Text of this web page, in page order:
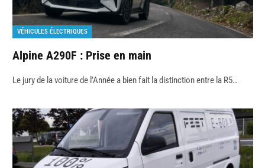
VÉHICULES ÉLECTRIQUES
Alpine A290F : Prise en main
Le jury de la voiture de l’Année a bien fait la distinction entre la R5…